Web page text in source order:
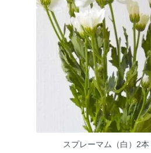
スプレーマム（白）2本